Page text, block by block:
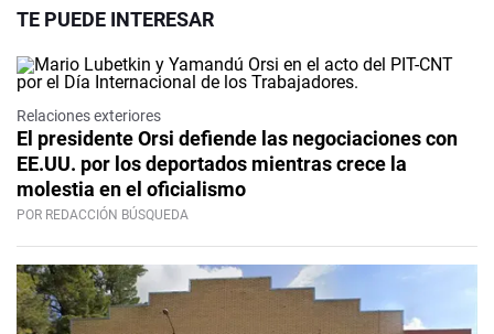
TE PUEDE INTERESAR
Relaciones exteriores
El presidente Orsi defiende las negociaciones con
EE.UU. por los deportados mientras crece la
molestia en el oficialismo
POR REDACCIÓN BÚSQUEDA